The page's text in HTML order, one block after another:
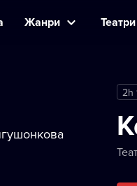
Жанри Театри
2h